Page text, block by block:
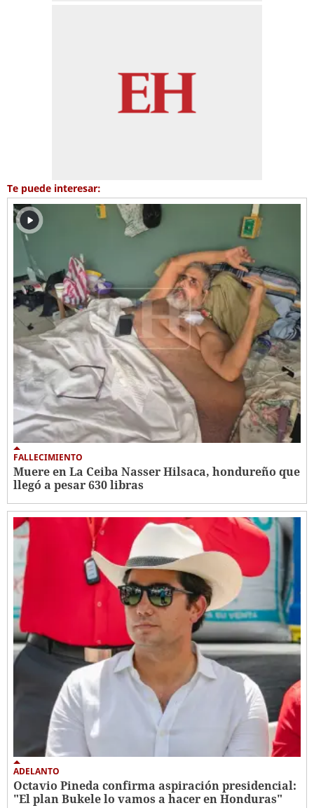
Te puede interesar:
FALLECIMIENTO
Muere en La Ceiba Nasser Hilsaca, hondureño que
llegó a pesar 630 libras
ADELANTO
Octavio Pineda confirma aspiración presidencial:
"El plan Bukele lo vamos a hacer en Honduras"